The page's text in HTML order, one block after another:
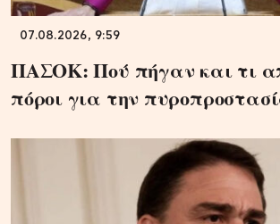
07.08.2026, 9:59
ΠΑΣΟΚ: Πού πήγαν και τι
πόροι για την